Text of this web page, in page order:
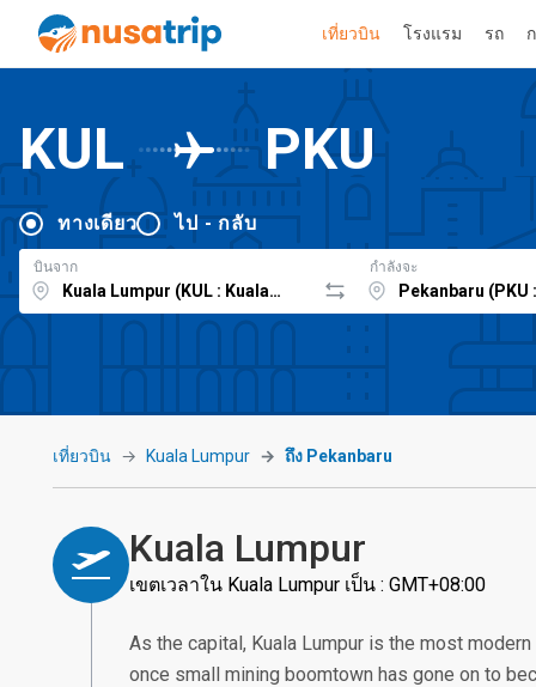
เที่ยวบิน โรงแรม รถ
KUL PKU
ทางเดียว ไป - กลับ
บินจาก กำลังจะ
เที่ยวบิน Kuala Lumpur ถึง Pekanbaru
Kuala Lumpur
เขตเวลาใน Kuala Lumpur เป็น : GMT+08:00
As the capital, Kuala Lumpur is the most
once small mining boomtown has gone on to